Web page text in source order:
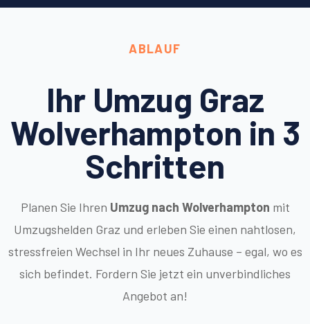
ABLAUF
Ihr Umzug Graz
Wolverhampton in 3
Schritten
Planen Sie Ihren Umzug nach Wolverhampton mit
Umzugshelden Graz und erleben Sie einen nahtlosen,
stressfreien Wechsel in Ihr neues Zuhause – egal, wo es
sich befindet. Fordern Sie jetzt ein unverbindliches
Angebot an!